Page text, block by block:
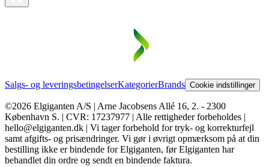
Salgs- og leveringsbetingelserKategorierBrands Cookie indstillinger
©2026 Elgiganten A/S | Arne Jacobsens Allé 16, 2. - 2300
København S. | CVR: 17237977 | Alle rettigheder forbeholdes |
hello@elgiganten.dk | Vi tager forbehold for tryk- og korrekturfejl
samt afgifts- og prisændringer. Vi gør i øvrigt opmærksom på at din
bestilling ikke er bindende for Elgiganten, før Elgiganten har
behandlet din ordre og sendt en bindende faktura.